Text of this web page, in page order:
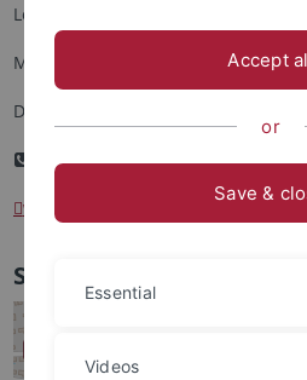
Lehrstuhl für Ökonomische Bildung
Melanchthonstr. 30 (2. OG)
D-72074 Tübingen
+49 (0) 7071 29-78181
widi @wiwi.uni-tuebingen.de
So finden Sie uns
Accept
or
Save &
Essential
Videos